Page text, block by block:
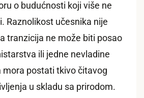
o budućnosti koji više ne
Raznolikost učesnika nije
tranzicija ne može biti posao
ili jedne nevladine
mora postati tkivo čitavog
u skladu sa prirodom.